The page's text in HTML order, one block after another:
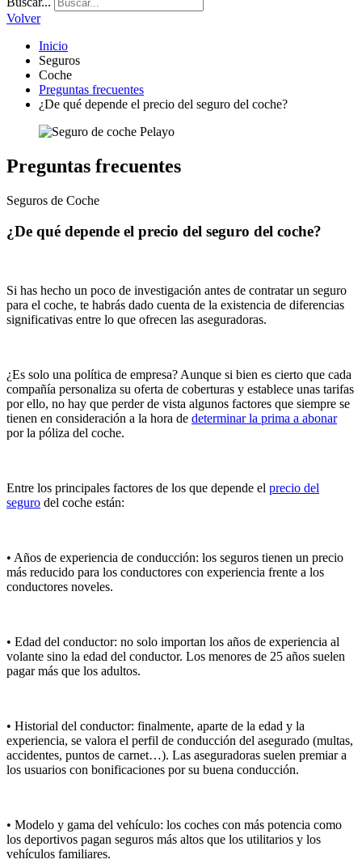
Volver
Inicio
Seguros
Coche
Preguntas frecuentes
¿De qué depende el precio del seguro del coche?
Preguntas frecuentes
Seguros de Coche
¿De qué depende el precio del seguro del coche?
Si has hecho un poco de investigación antes de contratar un seguro
para el coche, te habrás dado cuenta de la existencia de diferencias
significativas entre lo que ofrecen las aseguradoras.
¿Es solo una política de empresa? Aunque si bien es cierto que cada
compañía personaliza su oferta de coberturas y establece unas tarifas
por ello, no hay que perder de vista algunos factores que siempre se
tienen en consideración a la hora de determinar la prima a abonar
por la póliza del coche.
Entre los principales factores de los que depende el precio del
seguro del coche están:
• Años de experiencia de conducción: los seguros tienen un precio
más reducido para los conductores con experiencia frente a los
conductores noveles.
• Edad del conductor: no solo importan los años de experiencia al
volante sino la edad del conductor. Los menores de 25 años suelen
pagar más que los adultos.
• Historial del conductor: finalmente, aparte de la edad y la
experiencia, se valora el perfil de conducción del asegurado (multas,
accidentes, puntos de carnet…). Las aseguradoras suelen premiar a
los usuarios con bonificaciones por su buena conducción.
• Modelo y gama del vehículo: los coches con más potencia como
los deportivos pagan seguros más altos que los utilitarios y los
vehículos familiares.